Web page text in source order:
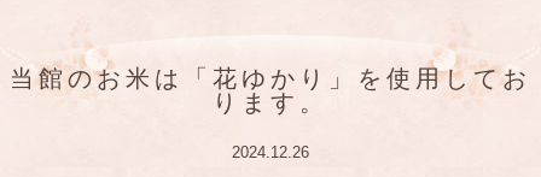
当館のお米は「花ゆかり」を使用してお
ります。
2024.12.26